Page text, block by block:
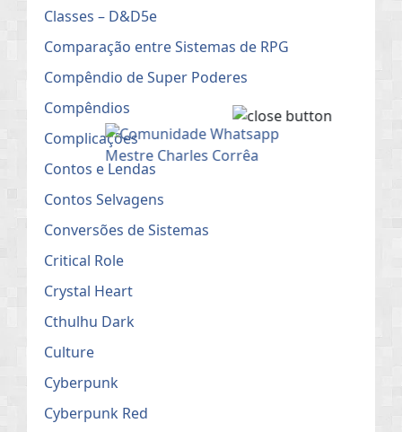
Classes – D&D5e
Comparação entre Sistemas de RPG
Compêndio de Super Poderes
Compêndios
Complicações
Contos e Lendas
Contos Selvagens
Conversões de Sistemas
Critical Role
Crystal Heart
Cthulhu Dark
Culture
Cyberpunk
Cyberpunk Red